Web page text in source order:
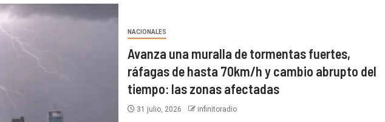
NACIONALES
Avanza una muralla de tormentas fuertes,
ráfagas de hasta 70km/h y cambio abrupto del
tiempo: las zonas afectadas
31 julio, 2026 infinitoradio